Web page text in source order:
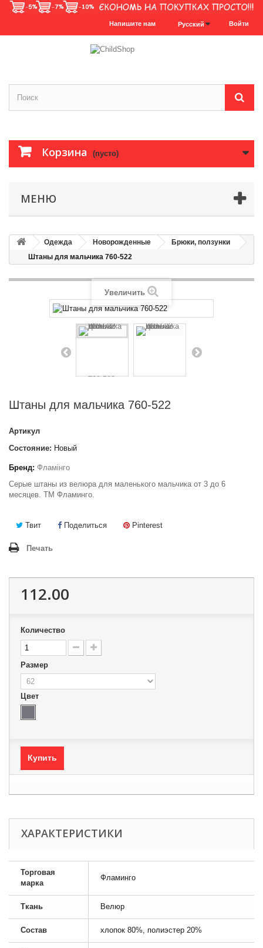
Войти
Русский
Напишите нам
Корзина (пусто)
МЕНЮ
Одежда Новорожденные
Брюки, ползунки
Штаны для мальчика 760-522
Увеличить
Штаны для мальчика 760-522
Артикул
Состояние: Новый
Бренд: Фламінго
Серые штаны из велюра для маленького мальчика от 3 до 6
месяцев. ТМ Фламинго.
Твит Поделиться Pinterest
Печать
112.00
Количество
Размер
Цвет
Купить
ХАРАКТЕРИСТИКИ
Торговая
марка
Фламинго
Ткань Велюр
Состав хлопок 80%, полиэстер 20%